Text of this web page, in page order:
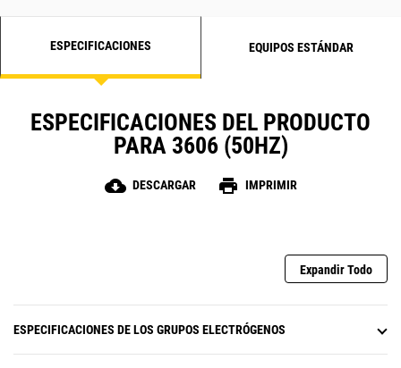
ESPECIFICACIONES EQUIPOS ESTÁNDAR
ESPECIFICACIONES DEL PRODUCTO
PARA 3606 (50HZ)
cloud_download DESCARGAR print IMPRIMIR
Expandir Todo
ESPECIFICACIONES DE LOS GRUPOS ELECTRÓGENOS